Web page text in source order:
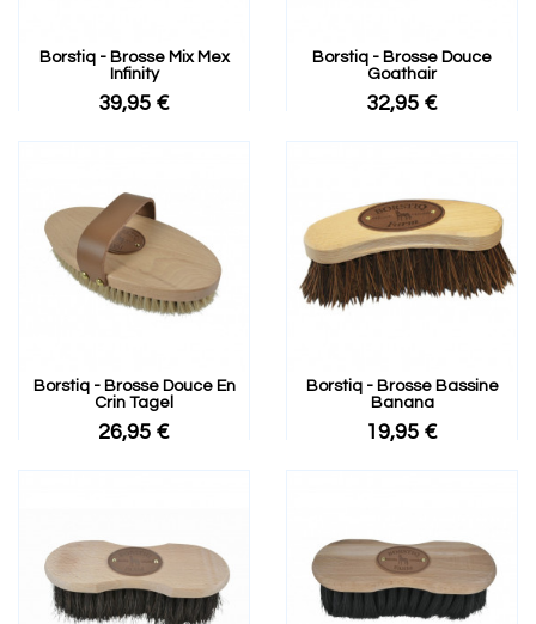
Borstiq - Brosse Mix Mex
Infinity
39,95 €
Borstiq - Brosse Douce
Goathair
32,95 €
Borstiq - Brosse Douce En
Crin Tagel
26,95 €
Borstiq - Brosse Bassine
Banana
19,95 €